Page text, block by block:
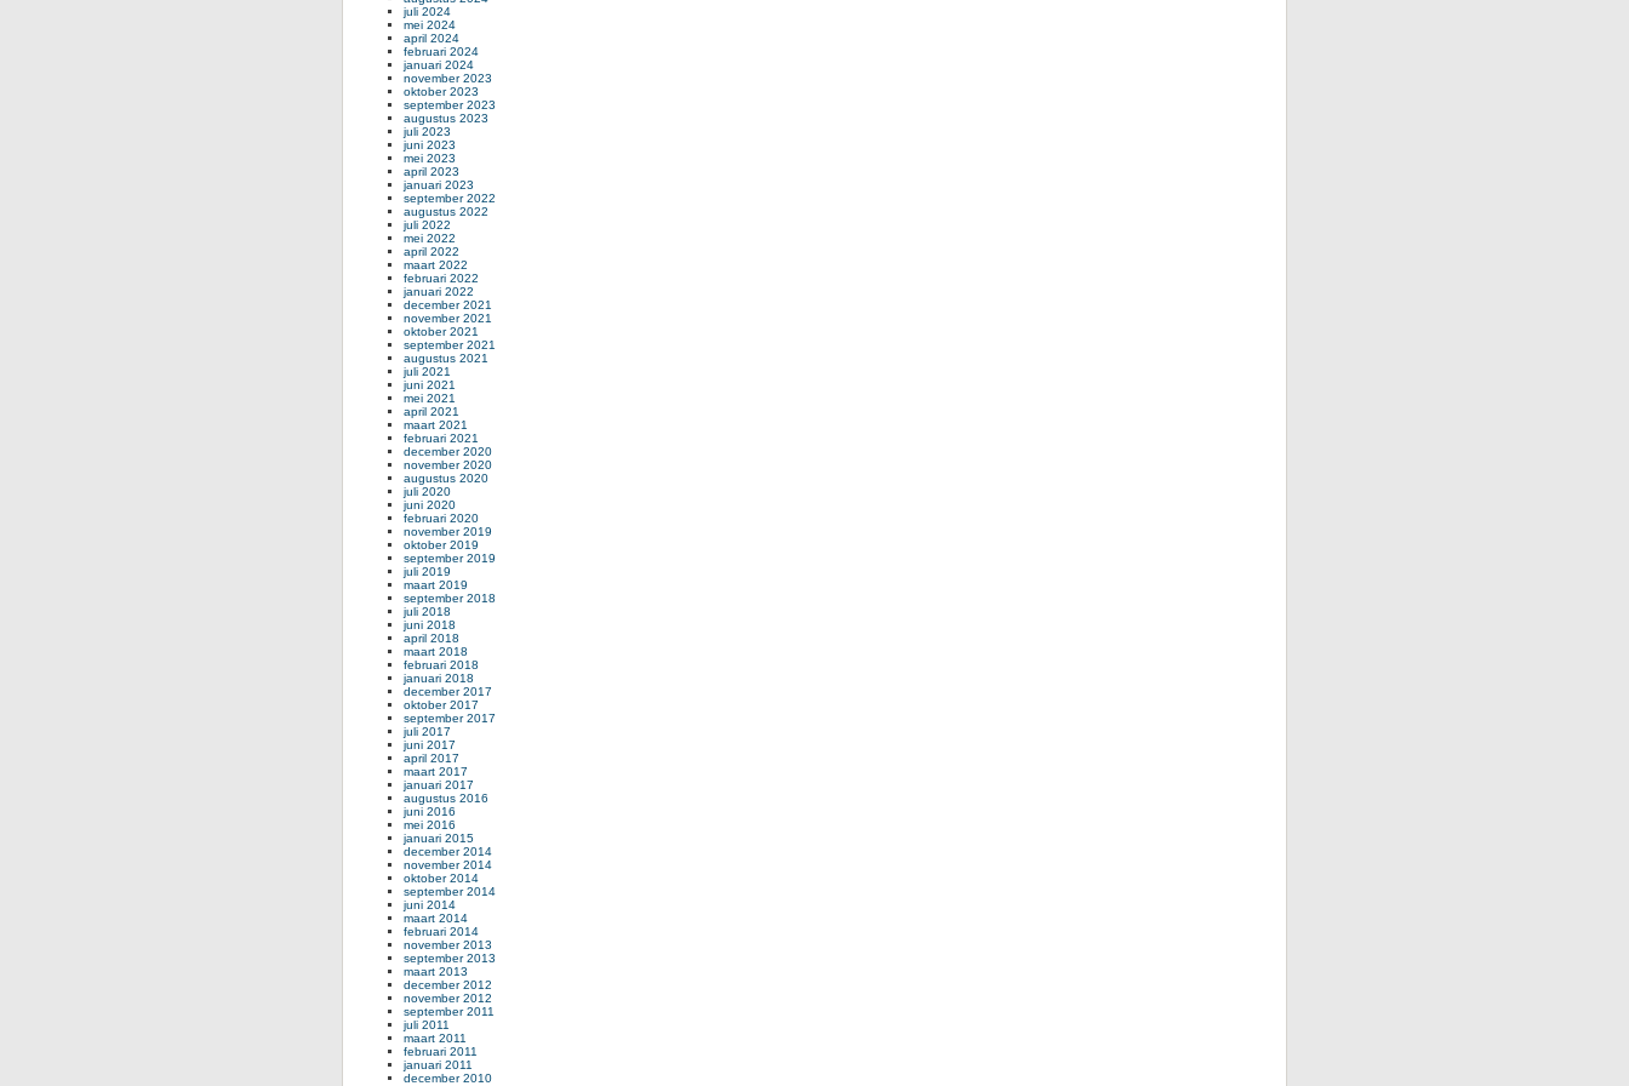
juli 2024
mei 2024
april 2024
februari 2024
januari 2024
november 2023
oktober 2023
september 2023
augustus 2023
juli 2023
juni 2023
mei 2023
april 2023
januari 2023
september 2022
augustus 2022
juli 2022
mei 2022
april 2022
maart 2022
februari 2022
januari 2022
december 2021
november 2021
oktober 2021
september 2021
augustus 2021
juli 2021
juni 2021
mei 2021
april 2021
maart 2021
februari 2021
december 2020
november 2020
augustus 2020
juli 2020
juni 2020
februari 2020
november 2019
oktober 2019
september 2019
juli 2019
maart 2019
september 2018
juli 2018
juni 2018
april 2018
maart 2018
februari 2018
januari 2018
december 2017
oktober 2017
september 2017
juli 2017
juni 2017
april 2017
maart 2017
januari 2017
augustus 2016
juni 2016
mei 2016
januari 2015
december 2014
november 2014
oktober 2014
september 2014
juni 2014
maart 2014
februari 2014
november 2013
september 2013
maart 2013
december 2012
november 2012
september 2011
juli 2011
maart 2011
februari 2011
januari 2011
december 2010